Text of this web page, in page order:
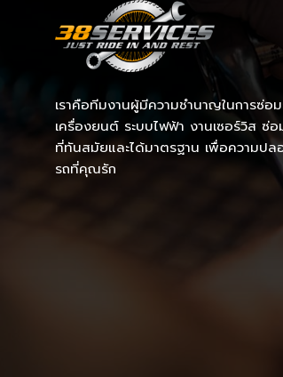
เราคือทีมงานผู้มีความชำนาญในการซ่อ
เครื่องยนต์ ระบบไฟฟ้า งานเซอร์วิส ซ่อ
ที่ทันสมัยและได้มาตรฐาน เพื่อความป
รถที่คุณรัก